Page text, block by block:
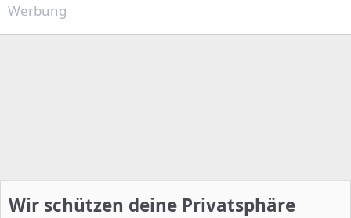
Werbung
Wir schützen deine Privatsphäre